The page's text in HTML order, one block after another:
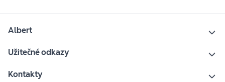
Albert
Užitečné odkazy
Kontakty